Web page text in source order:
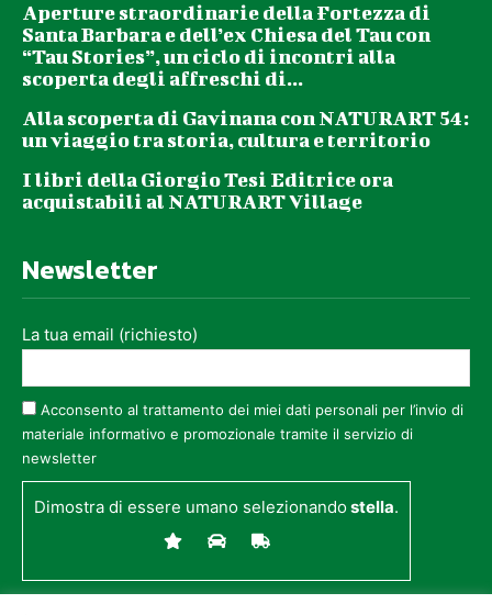
Aperture straordinarie della Fortezza di
Santa Barbara e dell’ex Chiesa del Tau con
“Tau Stories”, un ciclo di incontri alla
scoperta degli affreschi di...
Alla scoperta di Gavinana con NATURART 54:
un viaggio tra storia, cultura e territorio
I libri della Giorgio Tesi Editrice ora
acquistabili al NATURART Village
Newsletter
La tua email (richiesto)
Acconsento al trattamento dei miei dati personali per l’invio di
materiale informativo e promozionale tramite il servizio di
newsletter
Dimostra di essere umano selezionandostella.